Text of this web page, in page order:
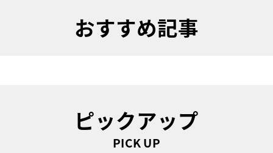
おすすめ記事
ピックアップ
PICK UP